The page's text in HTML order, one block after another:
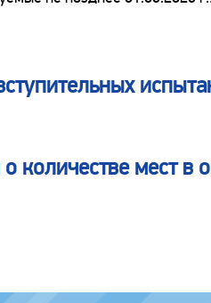
количестве мест в